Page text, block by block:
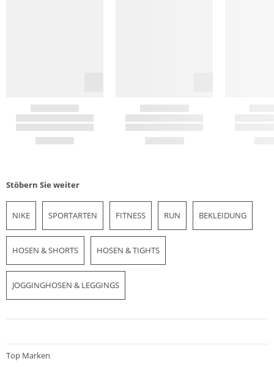
Stöbern Sie weiter
NIKE SPORTARTEN FITNESS RUN BEKLEIDUNG
HOSEN & SHORTS HOSEN & TIGHTS
JOGGINGHOSEN & LEGGINGS
Top Marken